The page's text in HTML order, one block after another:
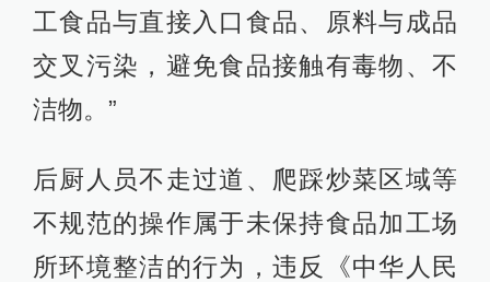
工食品与直接入口食品、原料与成品
交叉污染，避免食品接触有毒物、不
洁物。”
后厨人员不走过道、爬踩炒菜区域等
不规范的操作属于未保持食品加工场
所环境整洁的行为，违反《中华人民